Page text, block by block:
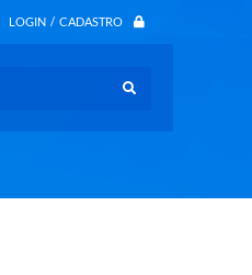
LOGIN / CADASTRO